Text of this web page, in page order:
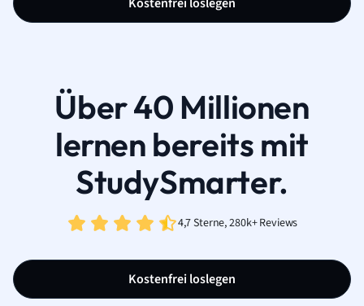
Über 40 Millionen
lernen bereits mit
StudySmarter.
4,7 Sterne, 280k+ Reviews
Kostenfrei loslegen